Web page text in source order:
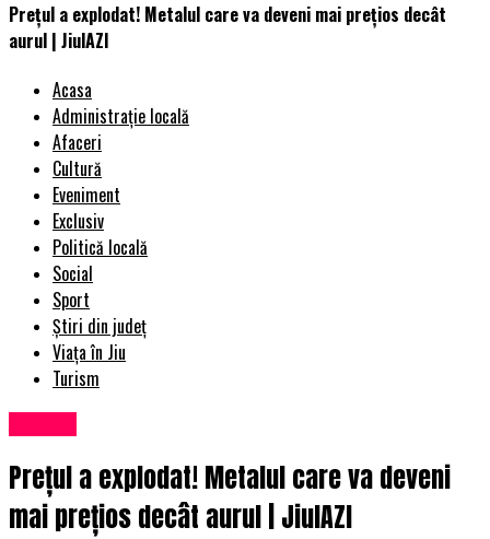
Prețul a explodat! Metalul care va deveni mai prețios decât
aurul | JiulAZI
Acasa
Administrație locală
Afaceri
Cultură
Eveniment
Exclusiv
Politică locală
Social
Sport
Știri din județ
Viața în Jiu
Turism
Prețul a explodat! Metalul care va deveni
mai prețios decât aurul | JiulAZI